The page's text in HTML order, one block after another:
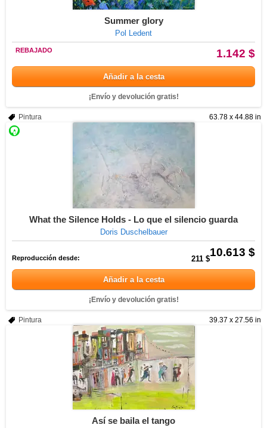
Summer glory
Pol Ledent
1.142 $
REBAJADO
Añadir a la cesta
¡Envío y devolución gratis!
63.78 x 44.88 in
Pintura
What the Silence Holds - Lo que el silencio guarda
Doris Duschelbauer
10.613 $
Reproducción desde: 211 $
Añadir a la cesta
¡Envío y devolución gratis!
39.37 x 27.56 in
Pintura
Así se baila el tango